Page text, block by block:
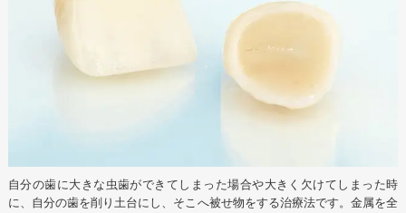
自分の歯に大きな虫歯ができてしまった場合や大きく欠けてしまった時
に、自分の歯を削り土台にし、そこへ被せ物をする治療法です。金属を全